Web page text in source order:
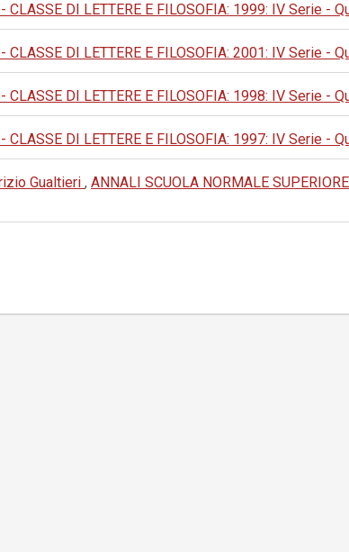
CLASSE DI LETTERE E FILOSOFIA: 1999: IV Serie -
CLASSE DI LETTERE E FILOSOFIA: 2001: IV Serie -
CLASSE DI LETTERE E FILOSOFIA: 1998: IV Serie -
CLASSE DI LETTERE E FILOSOFIA: 1997: IV Serie -
Gualtieri , ANNALI SCUOLA NORMALE